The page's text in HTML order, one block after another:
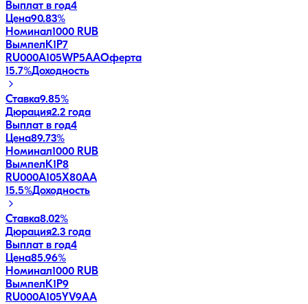
Выплат в год4
Цена90.83%
Номинал1000 RUB
ВымпелК1Р7
RU000A105WP5AAОферта
15.7%Доходность
Ставка9.85%
Дюрация2.2 года
Выплат в год4
Цена89.73%
Номинал1000 RUB
ВымпелК1Р8
RU000A105X80AA
15.5%Доходность
Ставка8.02%
Дюрация2.3 года
Выплат в год4
Цена85.96%
Номинал1000 RUB
ВымпелК1Р9
RU000A105YV9AA